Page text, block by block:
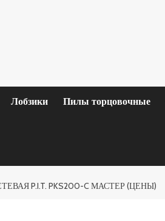
Лобзики Пилы торцовочные
P.I.T. PKS200-C МАСТЕР (ЦЕНЫ)